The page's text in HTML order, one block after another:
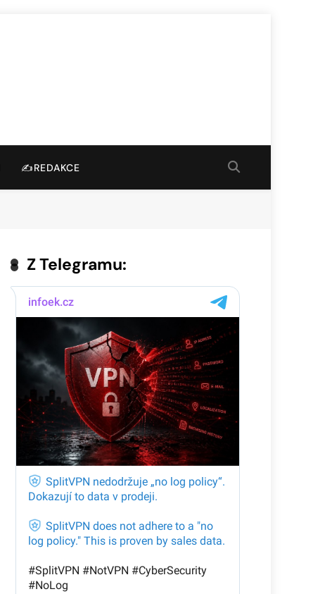
✍️REDAKCE
Z Telegramu: